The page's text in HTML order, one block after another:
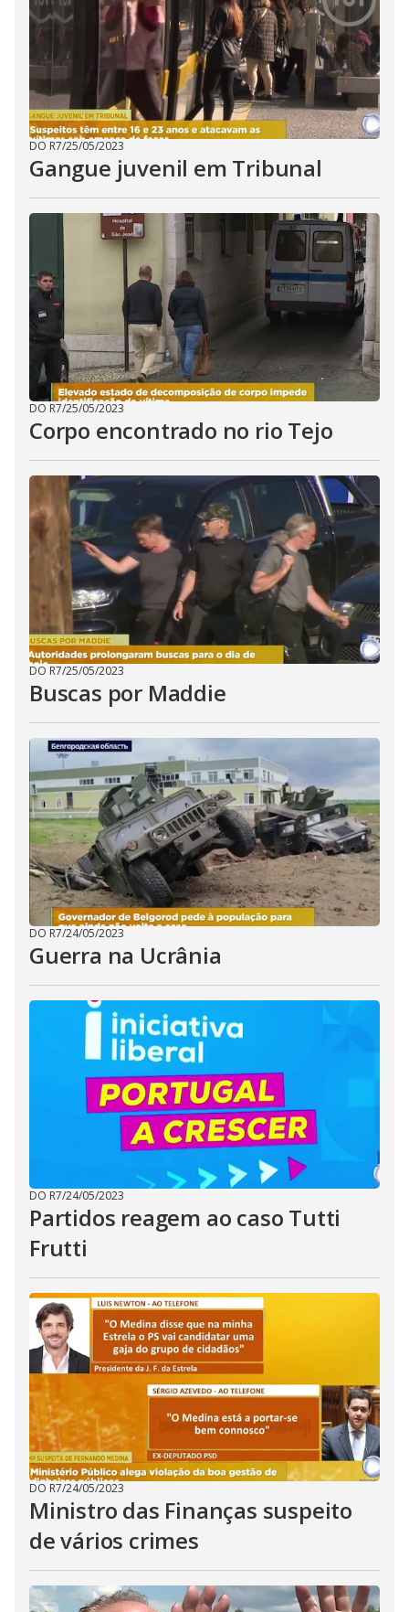
DO R7/25/05/2023
Gangue juvenil em Tribunal
DO R7/25/05/2023
Corpo encontrado no rio Tejo
DO R7/25/05/2023
Buscas por Maddie
DO R7/24/05/2023
Guerra na Ucrânia
DO R7/24/05/2023
Partidos reagem ao caso Tutti
Frutti
DO R7/24/05/2023
Ministro das Finanças suspeito
de vários crimes